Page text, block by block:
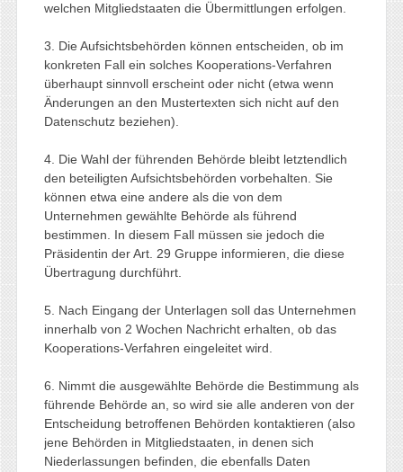
welchen Mitgliedstaaten die Übermittlungen erfolgen.
3. Die Aufsichtsbehörden können entscheiden, ob im
konkreten Fall ein solches Kooperations-Verfahren
überhaupt sinnvoll erscheint oder nicht (etwa wenn
Änderungen an den Mustertexten sich nicht auf den
Datenschutz beziehen).
4. Die Wahl der führenden Behörde bleibt letztendlich
den beteiligten Aufsichtsbehörden vorbehalten. Sie
können etwa eine andere als die von dem
Unternehmen gewählte Behörde als führend
bestimmen. In diesem Fall müssen sie jedoch die
Präsidentin der Art. 29 Gruppe informieren, die diese
Übertragung durchführt.
5. Nach Eingang der Unterlagen soll das Unternehmen
innerhalb von 2 Wochen Nachricht erhalten, ob das
Kooperations-Verfahren eingeleitet wird.
6. Nimmt die ausgewählte Behörde die Bestimmung als
führende Behörde an, so wird sie alle anderen von der
Entscheidung betroffenen Behörden kontaktieren (also
jene Behörden in Mitgliedstaaten, in denen sich
Niederlassungen befinden, die ebenfalls Daten